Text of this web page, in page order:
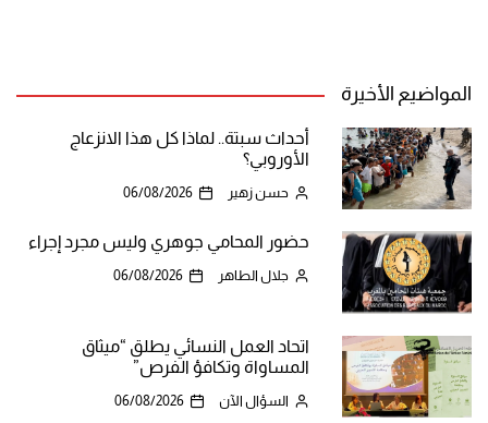
المواضيع الأخيرة
أحداث سبتة.. لماذا كل هذا الانزعاج
الأوروبي؟
حسن زهير 06/08/2026
حضور المحامي جوهري وليس مجرد إجراء
جلال الطاهر 06/08/2026
اتحاد العمل النسائي يطلق “ميثاق
المساواة وتكافؤ الفرص”
السؤال الآن 06/08/2026